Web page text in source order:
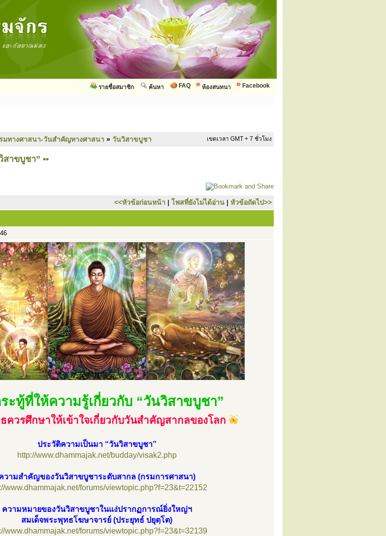
Facebook
ห้องสนทนา
FAQ
ค้นหา
รายชื่อสมาชิก
มทางศาสนา-วันสำคัญทางศาสนา » วันวิสาขบูชา เขตเวลา GMT + 7 ชั่วโมง
าขบูชา” ••
<<หัวข้อก่อนหน้า | โพสที่ยังไม่ได้อ่าน | หัวข้อถัดไป>>
ะทู้ที่ให้ความรู้เกี่ยวกับ “วันวิสาขบูชา”
ควรศึกษาให้เข้าใจเกี่ยวกับวันสำคัญสากลของโลก
ประวัติความเป็นมา “วันวิสาขบูชา”
http://www.dhammajak.net/budday/visak2.php
วามสำคัญของวันวิสาขบูชาระดับสากล (กรมการศาสนา)
www.dhammajak.net/forums/viewtopic.php?f=23&t=22152
ความหมายของวันวิสาขบูชาในแง่ปรากฏการณ์ยิ่งใหญ่ฯ
สมเด็จพระพุทธโฆษาจารย์ (ประยุทธ์ ปยุตฺโต)
www.dhammajak.net/forums/viewtopic.php?f=23&t=32139